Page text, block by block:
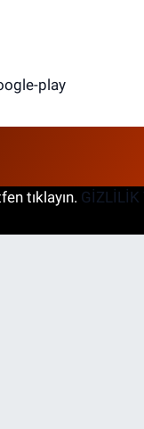
tıklayın. GİZLİLİK